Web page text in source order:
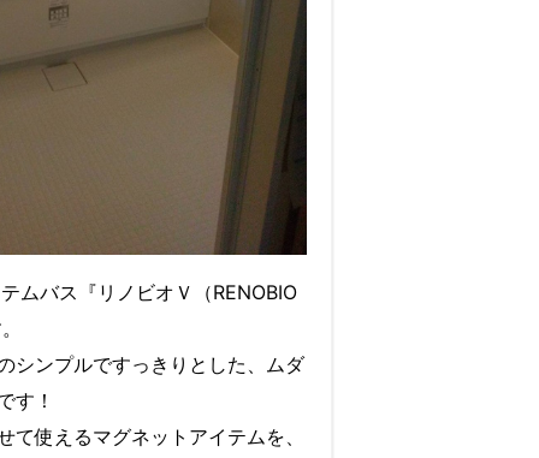
ムバス『リノビオＶ（RENOBIO
シンプルですっきりとした、ムダ
す！
て使えるマグネットアイテムを、